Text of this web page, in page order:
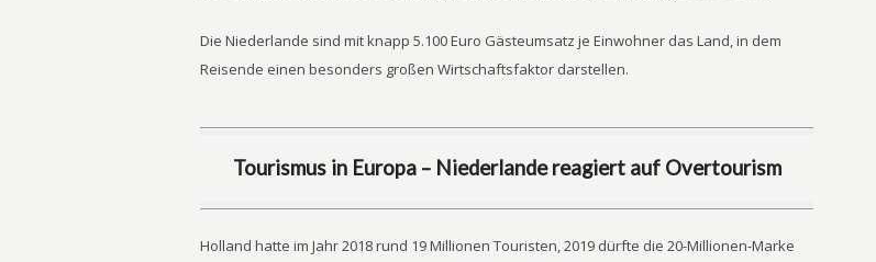
Die Niederlande sind mit knapp 5.100 Euro Gästeumsatz je Einwohner das Land, in dem
Reisende einen besonders großen Wirtschaftsfaktor darstellen.
Tourismus in Europa – Niederlande reagiert auf Overtourism
Holland hatte im Jahr 2018 rund 19 Millionen Touristen, 2019 dürfte die 20-Millionen-Marke